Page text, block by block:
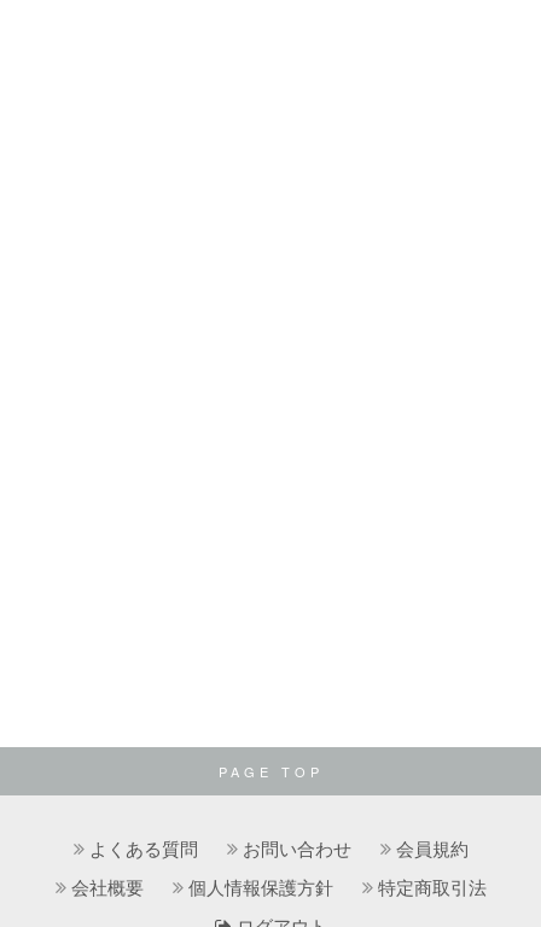
PAGE TOP
よくある質問 お問い合わせ
会員規約
会社概要
個人情報保護方針
特定商取引法